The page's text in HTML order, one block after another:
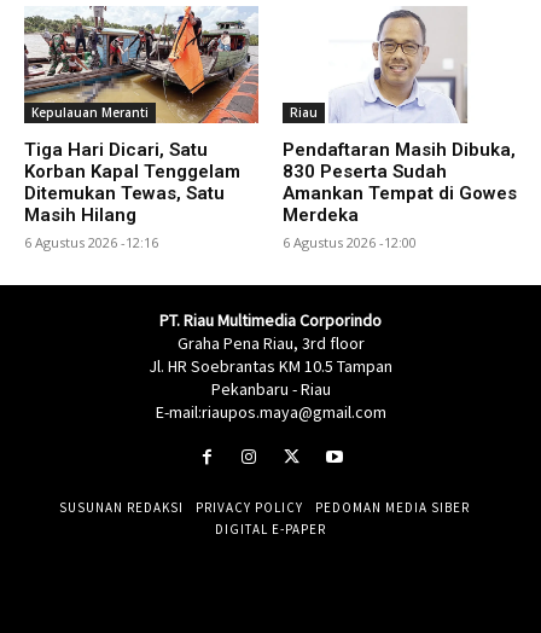
Kepulauan Meranti
Tiga Hari Dicari, Satu
Korban Kapal Tenggelam
Ditemukan Tewas, Satu
Masih Hilang
6 Agustus 2026 -12:16
Riau
Pendaftaran Masih Dibuka,
830 Peserta Sudah
Amankan Tempat di Gowes
Merdeka
6 Agustus 2026 -12:00
PT. Riau Multimedia Corporindo
Graha Pena Riau, 3rd floor
Jl. HR Soebrantas KM 10.5 Tampan
Pekanbaru - Riau
E-mail:riaupos.maya@gmail.com
SUSUNAN REDAKSI PRIVACY POLICY
PEDOMAN MEDIA SIBER
DIGITAL E-PAPER